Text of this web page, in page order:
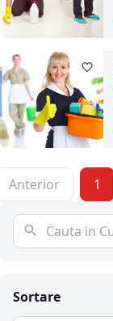
Sortare
Anterior 1